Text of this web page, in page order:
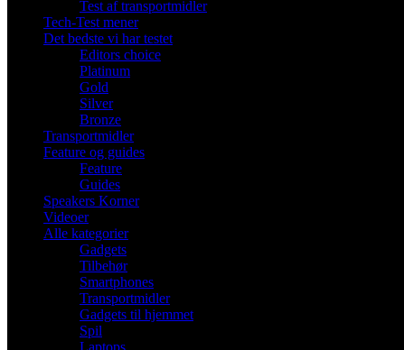
Test af transportmidler
Tech-Test mener
Det bedste vi har testet
Editors choice
Platinum
Gold
Silver
Bronze
Transportmidler
Feature og guides
Feature
Guides
Speakers Korner
Videoer
Alle kategorier
Gadgets
Tilbehør
Smartphones
Transportmidler
Gadgets til hjemmet
Spil
Laptops